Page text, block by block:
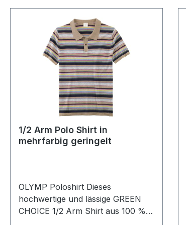
1/2 Arm Polo Shirt in
mehrfarbig geringelt
OLYMP Poloshirt Dieses
hochwertige und lässige GREEN
CHOICE 1/2 Arm Shirt aus 100 %